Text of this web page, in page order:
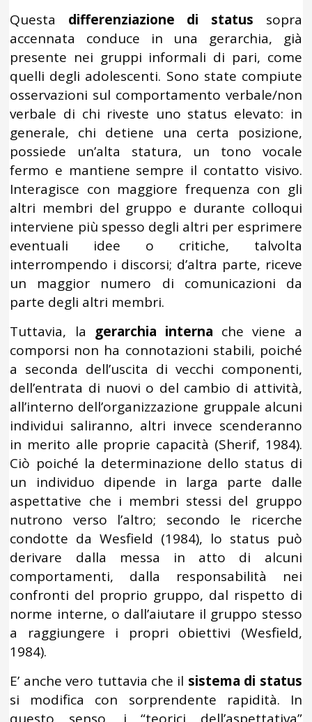
Questa differenziazione di status sopra
accennata conduce in una gerarchia, già
presente nei gruppi informali di pari, come
quelli degli adolescenti. Sono state compiute
osservazioni sul comportamento verbale/non
verbale di chi riveste uno status elevato: in
generale, chi detiene una certa posizione,
possiede un’alta statura, un tono vocale
fermo e mantiene sempre il contatto visivo.
Interagisce con maggiore frequenza con gli
altri membri del gruppo e durante colloqui
interviene più spesso degli altri per esprimere
eventuali idee o critiche, talvolta
interrompendo i discorsi; d’altra parte, riceve
un maggior numero di comunicazioni da
parte degli altri membri.
Tuttavia, la gerarchia interna che viene a
comporsi non ha connotazioni stabili, poiché
a seconda dell’uscita di vecchi componenti,
dell’entrata di nuovi o del cambio di attività,
all’interno dell’organizzazione gruppale alcuni
individui saliranno, altri invece scenderanno
in merito alle proprie capacità (Sherif, 1984).
Ciò poiché la determinazione dello status di
un individuo dipende in larga parte dalle
aspettative che i membri stessi del gruppo
nutrono verso l’altro; secondo le ricerche
condotte da Wesfield (1984), lo status può
derivare dalla messa in atto di alcuni
comportamenti, dalla responsabilità nei
confronti del proprio gruppo, dal rispetto di
norme interne, o dall’aiutare il gruppo stesso
a raggiungere i propri obiettivi (Wesfield,
1984).
E’ anche vero tuttavia che il sistema di status
si modifica con sorprendente rapidità. In